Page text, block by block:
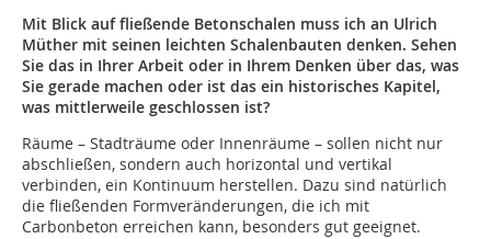
Mit Blick auf fließende Betonschalen muss ich an Ulrich
Müther mit seinen leichten Schalenbauten denken. Sehen
Sie das in Ihrer Arbeit oder in Ihrem Denken über das, was
Sie gerade machen oder ist das ein historisches Kapitel,
was mittlerweile geschlossen ist?
Räume – Stadträume oder Innenräume – sollen nicht nur
abschließen, sondern auch horizontal und vertikal
verbinden, ein Kontinuum herstellen. Dazu sind natürlich
die fließenden Formveränderungen, die ich mit
Carbonbeton erreichen kann, besonders gut geeignet.